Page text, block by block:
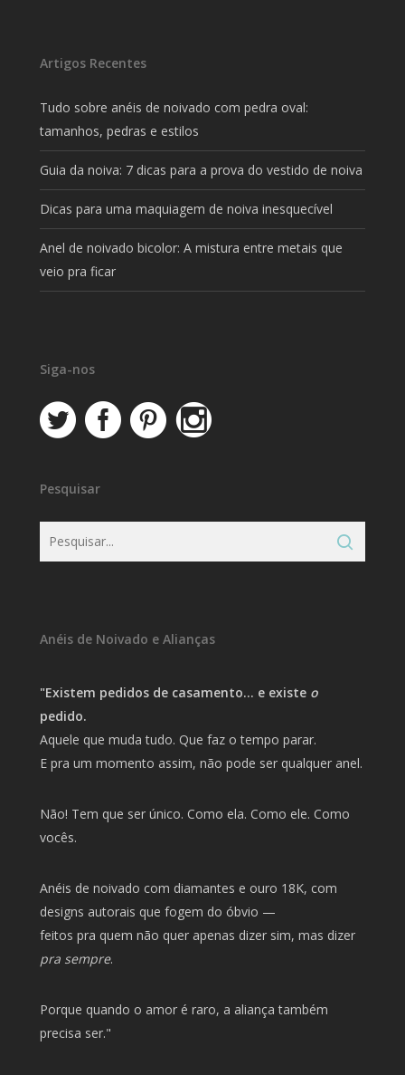
Artigos Recentes
Tudo sobre anéis de noivado com pedra oval:
tamanhos, pedras e estilos
Guia da noiva: 7 dicas para a prova do vestido de noiva
Dicas para uma maquiagem de noiva inesquecível
Anel de noivado bicolor: A mistura entre metais que
veio pra ficar
Siga-nos
Pesquisar
Anéis de Noivado e Alianças
"Existem pedidos de casamento… e existe o
pedido.
Aquele que muda tudo. Que faz o tempo parar.
E pra um momento assim, não pode ser qualquer anel.
Não! Tem que ser único. Como ela. Como ele. Como
vocês.
Anéis de noivado com diamantes e ouro 18K, com
designs autorais que fogem do óbvio —
feitos pra quem não quer apenas dizer sim, mas dizer
pra sempre.
Porque quando o amor é raro, a aliança também
precisa ser."